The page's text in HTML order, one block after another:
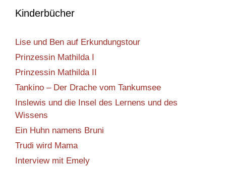
Kinderbücher
Lise und Ben auf Erkundungstour
Prinzessin Mathilda I
Prinzessin Mathilda II
Tankino – Der Drache vom Tankumsee
Inslewis und die Insel des Lernens und des
Wissens
Ein Huhn namens Bruni
Trudi wird Mama
Interview mit Emely